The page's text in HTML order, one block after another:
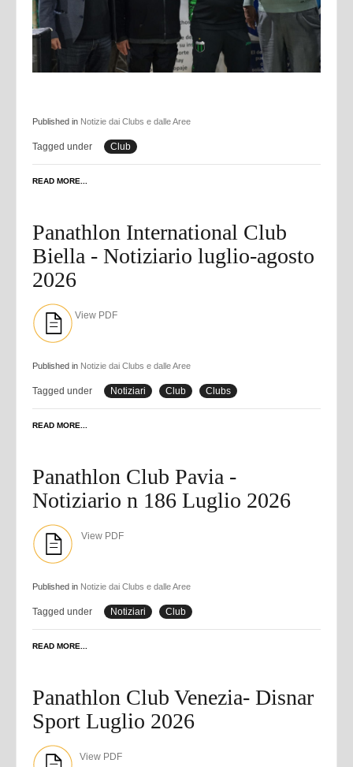
Published in Notizie dai Clubs e dalle Aree
Tagged under Club
READ MORE...
Panathlon International Club
Biella - Notiziario luglio-agosto
2026
View PDF
Published in Notizie dai Clubs e dalle Aree
Tagged under Notiziari Club Clubs
READ MORE...
Panathlon Club Pavia -
Notiziario n 186 Luglio 2026
View PDF
Published in Notizie dai Clubs e dalle Aree
Tagged under Notiziari Club
READ MORE...
Panathlon Club Venezia- Disnar
Sport Luglio 2026
View PDF